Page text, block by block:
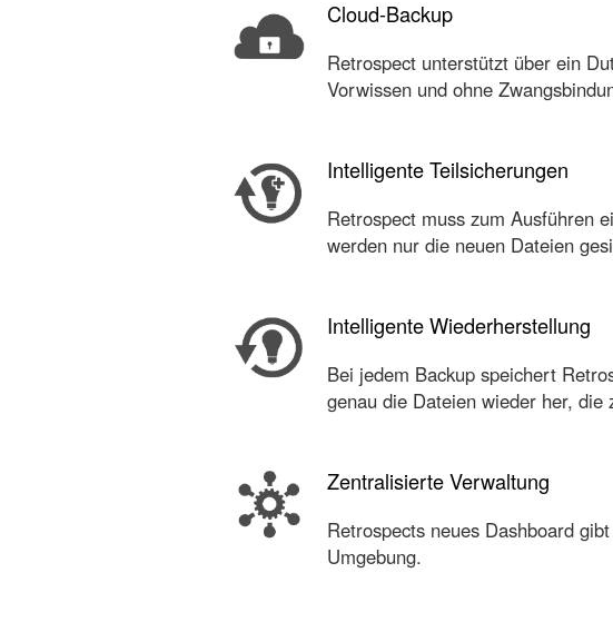
Cloud-Backup
Retrospect unterstützt über ein
Vorwissen und ohne
Intelligente Teilsicherungen
Retrospect muss zum Ausführen
werden nur die neuen Dateien
Intelligente Wiederherstellung
Bei jedem Backup speichert
genau die Dateien wieder her,
Zentralisierte Verwaltung
Retrospects neues Dashboard
Umgebung.